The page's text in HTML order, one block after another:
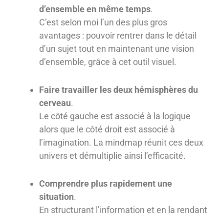
d’ensemble en même temps.
C’est selon moi l’un des plus gros
avantages : pouvoir rentrer dans le détail
d’un sujet tout en maintenant une vision
d’ensemble, grâce à cet outil visuel.
Faire travailler les deux hémisphères du
cerveau.
Le côté gauche est associé à la logique
alors que le côté droit est associé à
l’imagination. La mindmap réunit ces deux
univers et démultiplie ainsi l’efficacité.
Comprendre plus rapidement une
situation.
En structurant l’information et en la rendant